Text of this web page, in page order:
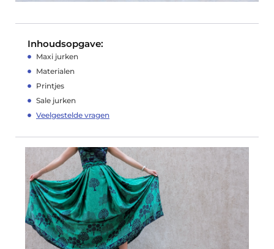
Inhoudsopgave:
Maxi jurken
Materialen
Printjes
Sale jurken
Veelgestelde vragen